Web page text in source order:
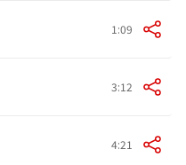
1:09
3:12
4:21